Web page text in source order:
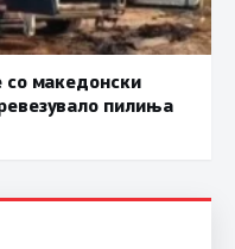
со македонски
пилиња